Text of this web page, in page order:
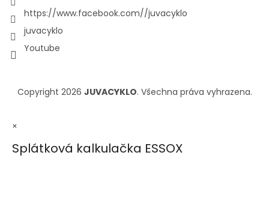
https://www.facebook.com//juvacyklo
juvacyklo
Youtube
Copyright 2026 JUVACYKLO. Všechna práva vyhrazena.
×
Splátková kalkulačka ESSOX